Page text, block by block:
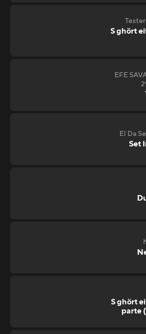
S ghört
EFE
El Da
Set
S ghört
parte